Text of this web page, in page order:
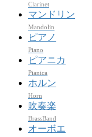
Clarinet
マンドリン
Mandolin
ピアノ
Piano
ピアニカ
Pianica
ホルン
Horn
吹奏楽
BrassBand
オーボエ